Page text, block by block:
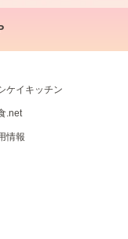
ケイキッチン
.net
情報